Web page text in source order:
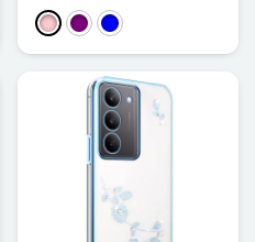
PinkkiVioletSininen